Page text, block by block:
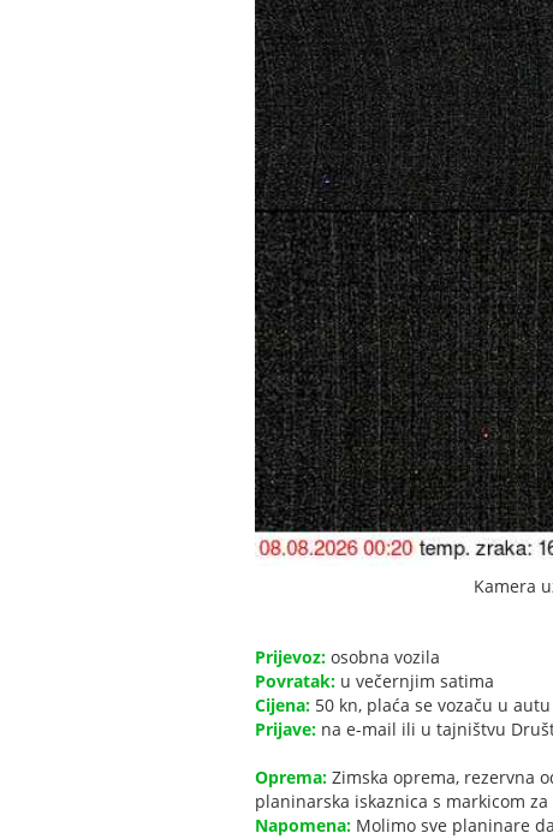
Kamera
Prijevoz: osobna vozila
Povratak: u večernjim satima
Cijena: 50 kn, plaća se vozaču u autu
Prijave: na e-mail ili u tajništvu
Oprema: Zimska oprema, rezervna
planinarska iskaznica s markicom
Napomena: Molimo sve planinare